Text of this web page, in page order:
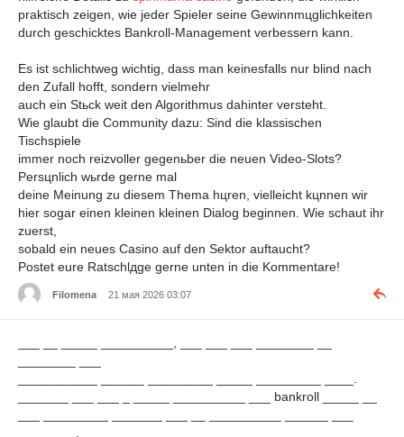
praktisch zeigen, wie jeder Spieler seine Gewinnmцglichkeiten
durch geschicktes Bankroll-Management verbessern kann.
Es ist schlichtweg wichtig, dass man keinesfalls nur blind nach
den Zufall hofft, sondern vielmehr
auch ein Stьck weit den Algorithmus dahinter versteht.
Wie glaubt die Community dazu: Sind die klassischen
Tischspiele
immer noch reizvoller gegenьber die neuen Video-Slots?
Persцnlich wьrde gerne mal
deine Meinung zu diesem Thema hцren, vielleicht kцnnen wir
hier sogar einen kleinen kleinen Dialog beginnen. Wie schaut ihr
zuerst,
sobald ein neues Casino auf den Sektor auftaucht?
Postet eure Ratschlдge gerne unten in die Kommentare!
Filomena 21 мая 2026 03:07
_______ ___ ___ _ _____ __________ ___ bankroll _____ __